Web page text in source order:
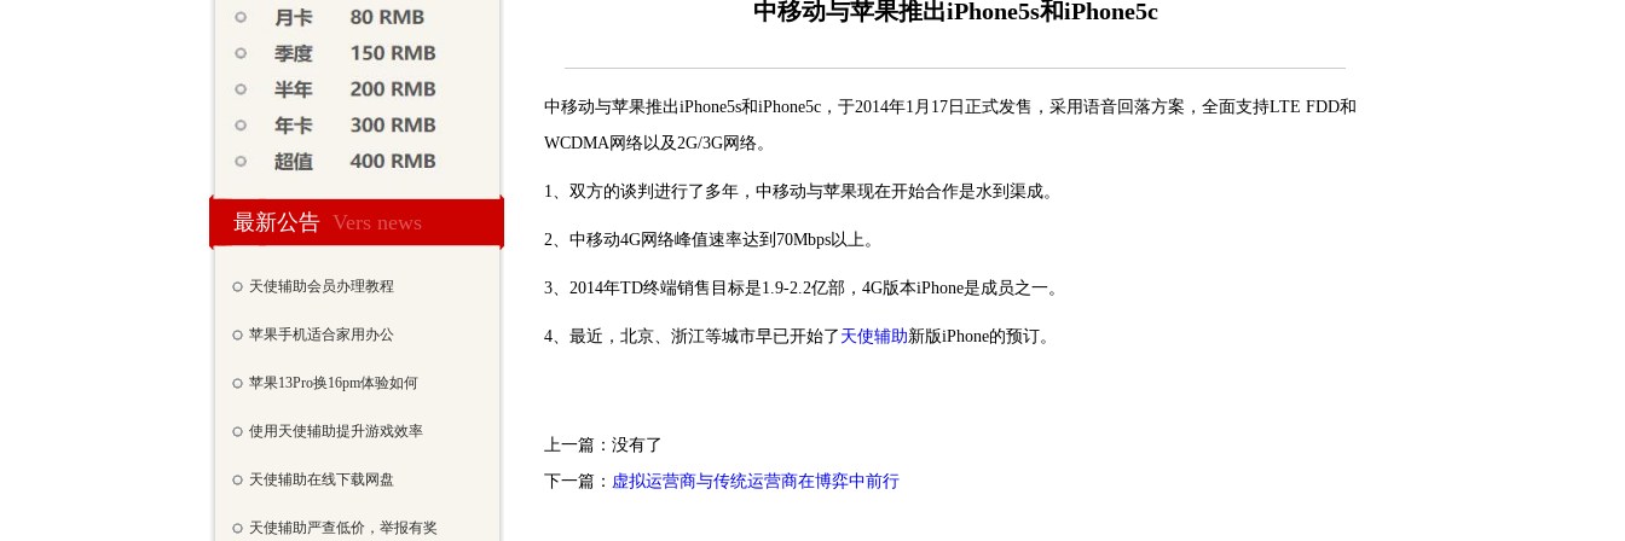
最新公告 Vers news
天使辅助会员办理教程
苹果手机适合家用办公
苹果13Pro换16pm体验如何
使用天使辅助提升游戏效率
天使辅助在线下载网盘
天使辅助严查低价，举报有奖
中移动与苹果推出iPhone5s和iPhone5c
中移动与苹果推出iPhone5s和iPhone5c，于2014年1月17日正式发售，采用语音回落方案，全面支持LTE FDD和
WCDMA网络以及2G/3G网络。
1、双方的谈判进行了多年，中移动与苹果现在开始合作是水到渠成。
2、中移动4G网络峰值速率达到70Mbps以上。
3、2014年TD终端销售目标是1.9-2.2亿部，4G版本iPhone是成员之一。
4、最近，北京、浙江等城市早已开始了 天使辅助新版iPhone的预订。
上一篇：没有了
下一篇： 虚拟运营商与传统运营商在博弈中前行